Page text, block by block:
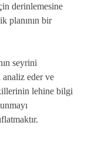
derinlemesine
planının bir
seyrini
eder ve
lehine bilgi